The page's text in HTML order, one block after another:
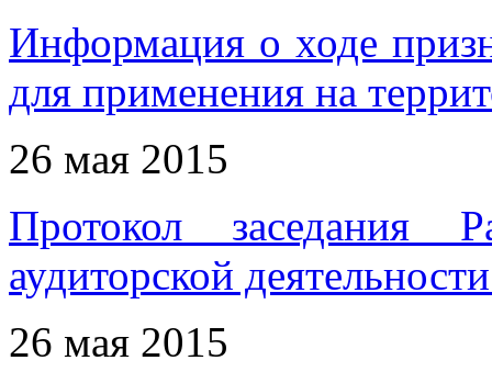
Информация о ходе
для применения на
26 мая 2015
Протокол заседания
аудиторской
26 мая 2015